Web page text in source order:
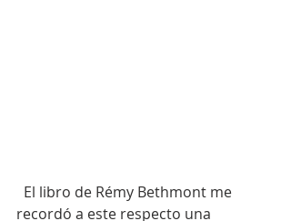
recordó a este respecto una